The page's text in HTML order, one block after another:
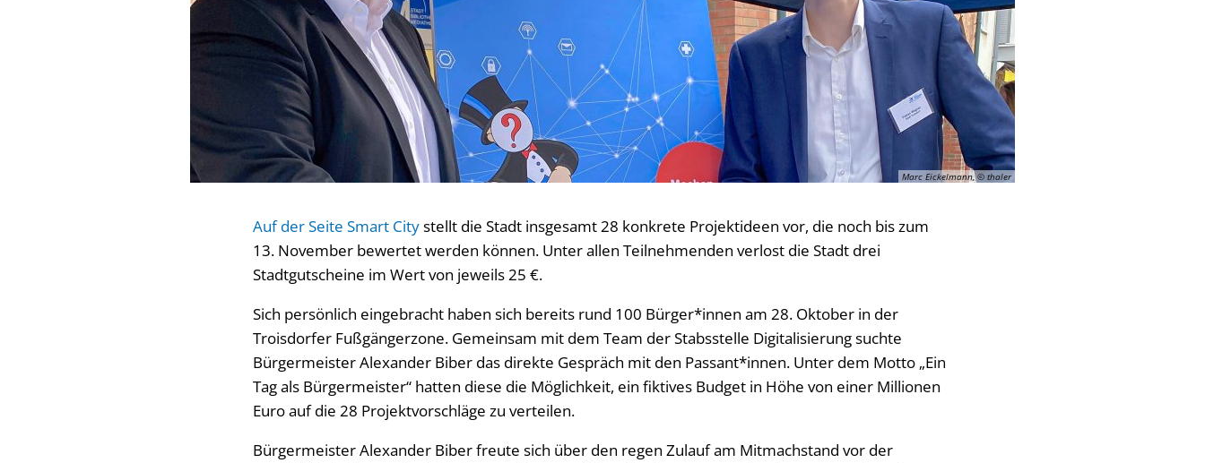
Marc Eickelmann, © thaler
Auf der Seite Smart Citystellt die Stadt insgesamt 28 konkrete Projektideen vor, die noch bis zum
13. November bewertet werden können. Unter allen Teilnehmenden verlost die Stadt drei
Stadtgutscheine im Wert von jeweils 25 €.
Sich persönlich eingebracht haben sich bereits rund 100 Bürger*innen am 28. Oktober in der
Troisdorfer Fußgängerzone. Gemeinsam mit dem Team der Stabsstelle Digitalisierung suchte
Bürgermeister Alexander Biber das direkte Gespräch mit den Passant*innen. Unter dem Motto „Ein
Tag als Bürgermeister“ hatten diese die Möglichkeit, ein fiktives Budget in Höhe von einer Millionen
Euro auf die 28 Projektvorschläge zu verteilen.
Bürgermeister Alexander Biber freute sich über den regen Zulauf am Mitmachstand vor der